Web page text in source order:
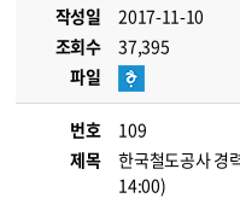
작성일
2017-11-10
조회수
37,395
파일
번호
109
제목
한국철도공사 경
14:00)